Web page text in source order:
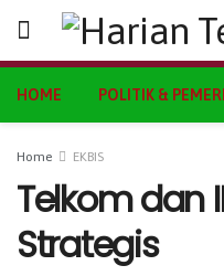
HOME POLITIK &
Home EKBIS
Telkom dan
Strategis